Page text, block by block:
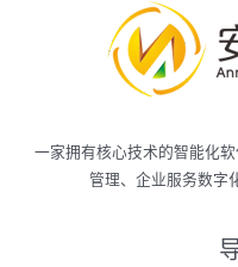
一家拥有核心技术的智能化
管理、企业服务数字